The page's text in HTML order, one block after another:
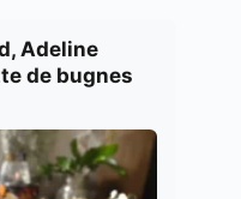
Adeline
de bugnes